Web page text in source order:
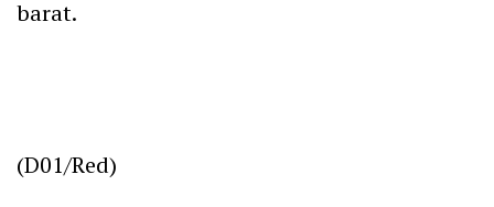
barat.
(D01/Red)